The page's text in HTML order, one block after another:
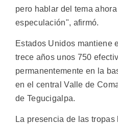
pero hablar del tema
especulación", afirmó.
Estados Unidos mantiene
trece años unos 750
permanentemente en la
en el central Valle de
de Tegucigalpa.
La presencia de las tropas